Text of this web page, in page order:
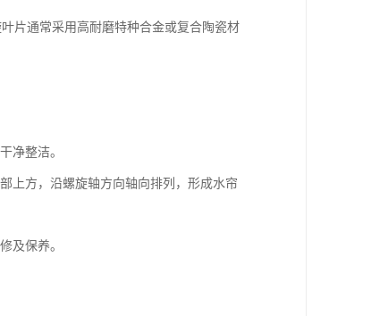
通常采用高耐磨特种合金或复合陶瓷材
净整洁。
上方，沿螺旋轴方向轴向排列，形成水帘
及保养。